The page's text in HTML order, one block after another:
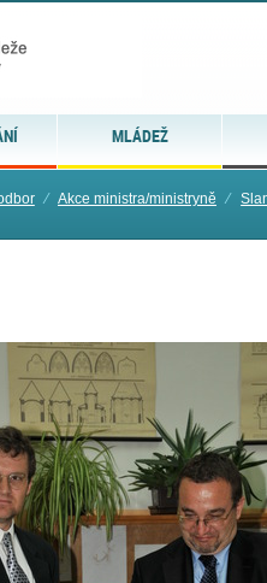
MLÁDEŽ
⁄ Akce ministra/ministryně ⁄